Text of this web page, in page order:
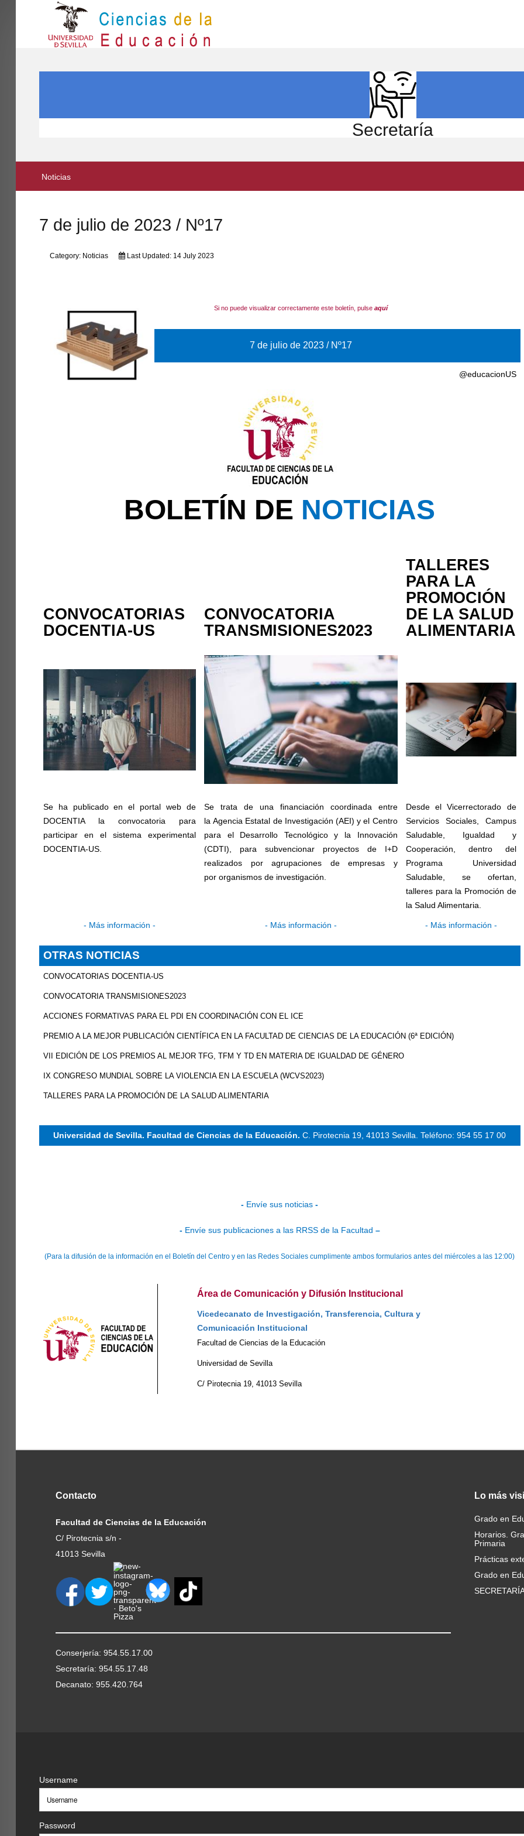
PARTICIPA
Secretaría
Noticias
7 de julio de 2023 / Nº17
Category: Noticias Last Updated: 14 July 2023
Si no puede visualizar correctamente este boletín, pulse aquí
7 de julio de 2023 / Nº17
@educacionUS
BOLETÍN DE NOTICIAS
CONVOCATORIAS
DOCENTIA-US
CONVOCATORIA
TRANSMISIONES2023
TALLERES
PARA LA
PROMOCIÓN
DE LA SALUD
ALIMENTARIA
Se ha publicado en el portal web de
DOCENTIA la convocatoria para
participar en el sistema experimental
DOCENTIA-US.
Se trata de una financiación coordinada entre
la Agencia Estatal de Investigación (AEI) y el Centro
para el Desarrollo Tecnológico y la Innovación
(CDTI), para subvencionar proyectos de I+D
realizados por agrupaciones de empresas y
por organismos de investigación.
Desde el Vicerrectorado de
Servicios Sociales, Campus
Saludable, Igualdad y
Cooperación, dentro del
Programa Universidad
Saludable, se ofertan,
talleres para la Promoción de
la Salud Alimentaria.
- Más información - - Más información - - Más información -
OTRAS NOTICIAS
CONVOCATORIAS DOCENTIA-US
CONVOCATORIA TRANSMISIONES2023
ACCIONES FORMATIVAS PARA EL PDI EN COORDINACIÓN CON EL ICE
PREMIO A LA MEJOR PUBLICACIÓN CIENTÍFICA EN LA FACULTAD DE CIENCIAS DE LA EDUCACIÓN (6ª EDICIÓN)
VII EDICIÓN DE LOS PREMIOS AL MEJOR TFG, TFM Y TD EN MATERIA DE IGUALDAD DE GÉNERO
IX CONGRESO MUNDIAL SOBRE LA VIOLENCIA EN LA ESCUELA (WCVS2023)
TALLERES PARA LA PROMOCIÓN DE LA SALUD ALIMENTARIA
Universidad de Sevilla. Facultad de Ciencias de la Educación.C. Pirotecnia 19, 41013 Sevilla.Teléfono: 954 55 17 00
- Envíe sus noticias -
- Envíe sus publicaciones a las RRSS de la Facultad –
(Para la difusión de la información en el Boletín del Centro y en las Redes Sociales cumplimente ambos formularios antes del miércoles a las 12:00)
Área de Comunicación y Difusión Institucional
Vicedecanato de Investigación, Transferencia, Cultura y
Comunicación Institucional
Facultad de Ciencias de la Educación
Universidad de Sevilla
C/ Pirotecnia 19, 41013 Sevilla
Contacto
Facultad de Ciencias de la Educación
C/ Pirotecnia s/n -
41013 Sevilla
Conserjería: 954.55.17.00
Secretaría: 954.55.17.48
Decanato: 955.420.764
Lo más
Grado en
Horarios.
Primaria
Prácticas
Grado en
Username
Password